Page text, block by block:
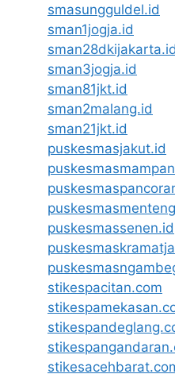
smasungguldel.id
sman1jogja.id
sman28dkijakarta.id
sman3jogja.id
sman81jkt.id
sman2malang.id
sman21jkt.id
puskesmasjakut.id
puskesmassenen.id
stikespacitan.com